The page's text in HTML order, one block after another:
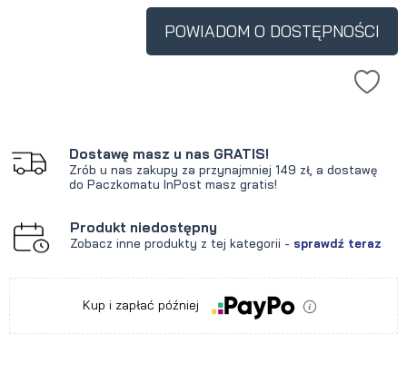
Jeżeli produkt jest sprzedawany
krócej niż 30 dni, wyświetlana jest
produkt pojawił się w sprzedaży.
POWIADOM O DOSTĘPNOŚCI
Dostawę masz u nas GRATIS!
Zrób u nas zakupy za przynajmniej 149 zł, a dostawę
do Paczkomatu InPost masz gratis!
Produkt niedostępny
Zobacz inne produkty z tej kategorii - sprawdź teraz
Kup i zapłać później